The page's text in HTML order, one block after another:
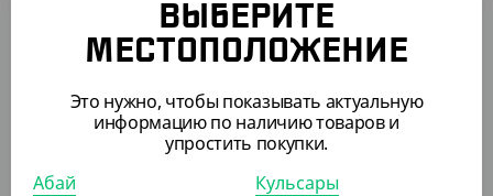
1 391.30₸
Перчатки х/б, белые, 12
ШТ УП
ВЫБЕРИТЕ
МЕСТОПОЛОЖЕНИЕ
Это нужно, чтобы показывать актуальную
информацию по наличию товаров и
упростить покупки.
Абай
Кульсары